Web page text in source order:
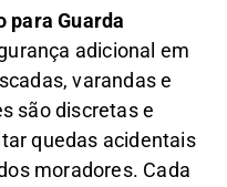
para Guarda
adicional em
varandas e
são discretas e
quedas acidentais
moradores. Cada